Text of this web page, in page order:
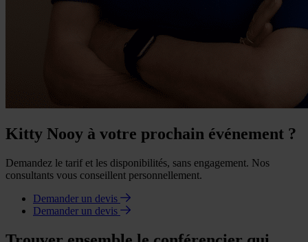
Kitty Nooy à votre prochain événement ?
Demandez le tarif et les disponibilités, sans engagement. Nos
consultants vous conseillent personnellement.
Demander un devis
Demander un devis